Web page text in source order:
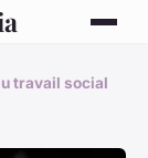
travail social